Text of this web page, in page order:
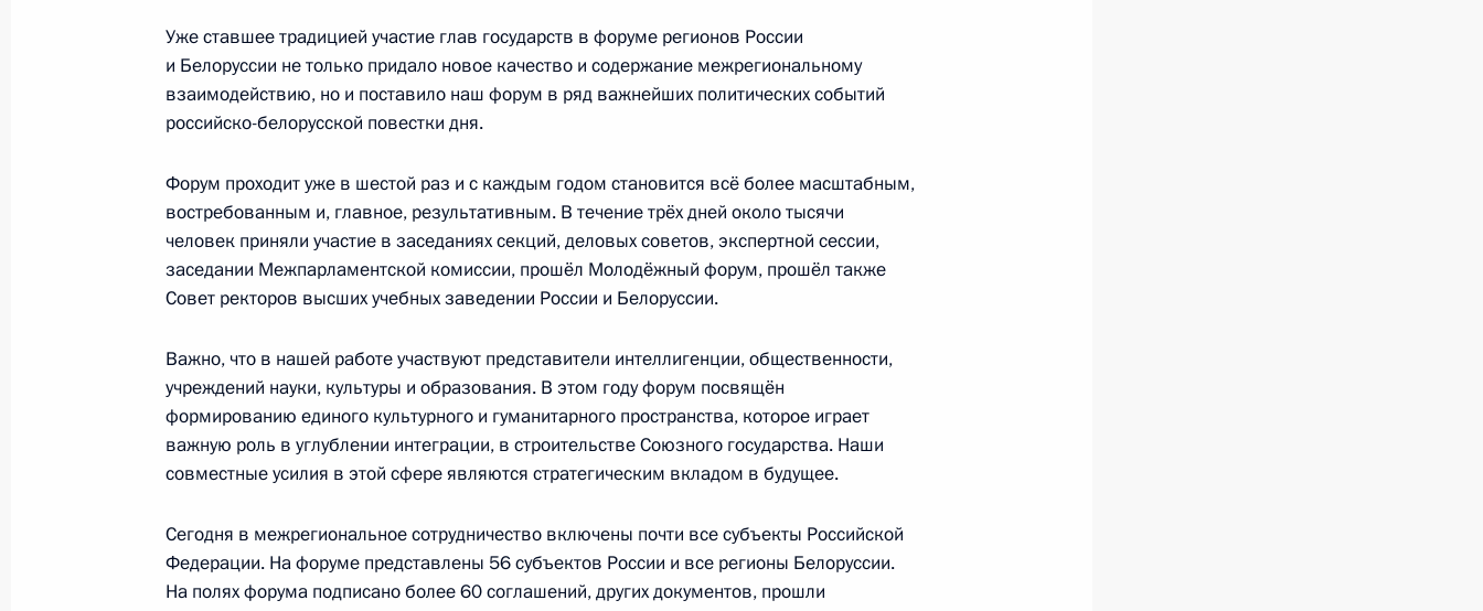
19 июля 2019 года, 22:00 Москва, Кремль
Встреча с врио главы Челябинской области Алексеем Текслером
Челябинская область, Магнитогорск
Ввод в эксплуатацию новой аглофабрики Магнитогорского
металлургического комбината
7
Совещание о мерах по ликвидации последствий наводнения
19 июля 2019 года, 14:45 Иркутская область, Братск
6
18 июля 2019 года, четверг
Уже ставшее традицией участие глав государств в форуме регионов России
и Белоруссии не только придало новое качество и содержание межрегиональному
взаимодействию, но и поставило наш форум в ряд важнейших политических событий
российско-белорусской повестки дня.
Форум проходит уже в шестой раз и с каждым годом становится всё более масштабным,
востребованным и, главное, результативным. В течение трёх дней около тысячи
человек приняли участие в заседаниях секций, деловых советов, экспертной сессии,
заседании Межпарламентской комиссии, прошёл Молодёжный форум, прошёл также
Совет ректоров высших учебных заведении России и Белоруссии.
Важно, что в нашей работе участвуют представители интеллигенции, общественности,
учреждений науки, культуры и образования. В этом году форум посвящён
формированию единого культурного и гуманитарного пространства, которое играет
важную роль в углублении интеграции, в строительстве Союзного государства. Наши
совместные усилия в этой сфере являются стратегическим вкладом в будущее.
Сегодня в межрегиональное сотрудничество включены почти все субъекты Российской
Федерации. На форуме представлены 56 субъектов России и все регионы Белоруссии.
На полях форума подписано более 60 соглашений, других документов, прошли